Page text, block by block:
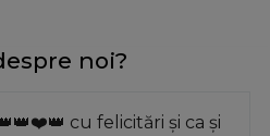
noi?
cu felicitări și ca și